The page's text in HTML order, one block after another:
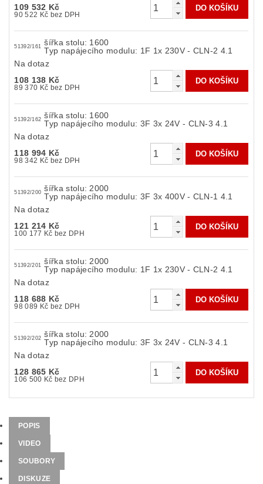
109 532 Kč
90 522 Kč bez DPH
51392/161 šířka stolu: 1600
Typ napájecího modulu: 1F 1x 230V - CLN-2 4.1
Na dotaz
108 138 Kč
89 370 Kč bez DPH
51392/162 šířka stolu: 1600
Typ napájecího modulu: 3F 3x 24V - CLN-3 4.1
Na dotaz
118 994 Kč
98 342 Kč bez DPH
51392/200 šířka stolu: 2000
Typ napájecího modulu: 3F 3x 400V - CLN-1 4.1
Na dotaz
121 214 Kč
100 177 Kč bez DPH
51392/201 šířka stolu: 2000
Typ napájecího modulu: 1F 1x 230V - CLN-2 4.1
Na dotaz
118 688 Kč
98 089 Kč bez DPH
51392/202 šířka stolu: 2000
Typ napájecího modulu: 3F 3x 24V - CLN-3 4.1
Na dotaz
128 865 Kč
106 500 Kč bez DPH
POPIS
VIDEO
SOUBORY
DISKUZE